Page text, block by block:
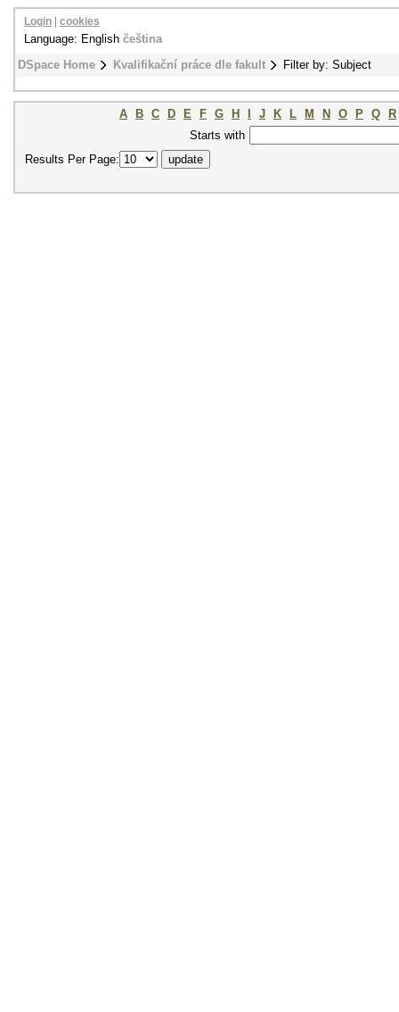
DSpace Home Kvalifikační práce dle fakult Filter by: Subject
Login cookies
Language: English čeština
A B C D E F G H J K L M N O P Q
R
Starts with
Results Per Page: